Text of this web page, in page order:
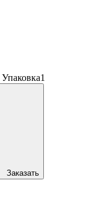
Упаковка1
Заказать